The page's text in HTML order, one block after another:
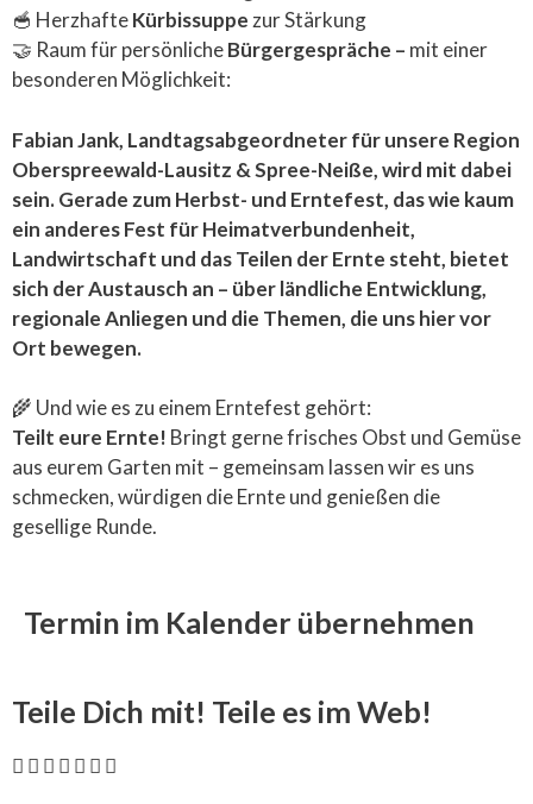
🥣 HerzhafteKürbissuppe zur Stärkung
🤝 Raum für persönlicheBürgergespräche – mit einer
besonderen Möglichkeit:
Fabian Jank, Landtagsabgeordneter für unsere Region
Oberspreewald-Lausitz & Spree-Neiße, wird mit dabei
sein. Gerade zum Herbst- und Erntefest, das wie kaum
ein anderes Fest für Heimatverbundenheit,
Landwirtschaft und das Teilen der Ernte steht, bietet
sich der Austausch an – über ländliche Entwicklung,
regionale Anliegen und die Themen, die uns hier vor
Ort bewegen.
🌾 Und wie es zu einem Erntefest gehört:
Teilt eure Ernte! Bringt gerne frisches Obst und Gemüse
aus eurem Garten mit – gemeinsam lassen wir es uns
schmecken, würdigen die Ernte und genießen die
gesellige Runde.
Termin im Kalender übernehmen
Teile Dich mit! Teile es im Web!